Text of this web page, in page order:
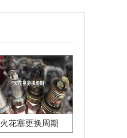
火花塞更换周期